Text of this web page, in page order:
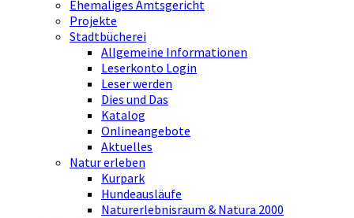
Ehemaliges Amtsgericht
Projekte
Stadtbücherei
Allgemeine Informationen
Leserkonto Login
Leser werden
Dies und Das
Katalog
Onlineangebote
Aktuelles
Natur erleben
Kurpark
Hundeausläufe
Naturerlebnisraum & Natura 2000